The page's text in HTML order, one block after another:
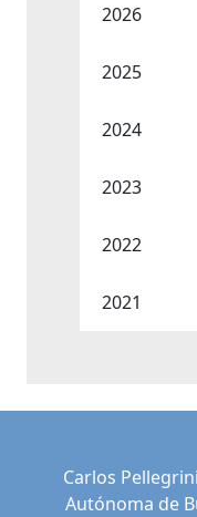
2026
2025
2024
2023
2022
2021
Carlos
Autónoma de